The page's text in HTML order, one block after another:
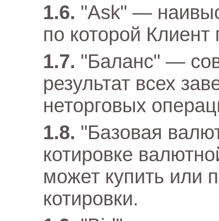
"Ask" —
по которой Клиент
"Баланс" —
результат всех
неторговых
"Базовая
котировке
может купить или
котировки.